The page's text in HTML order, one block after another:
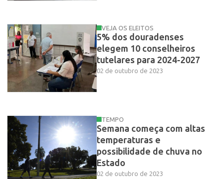
VEJA OS ELEITOS
5% dos douradenses
elegem 10 conselheiros
tutelares para 2024-2027
02 de outubro de 2023
TEMPO
Semana começa com altas
temperaturas e
possibilidade de chuva no
Estado
02 de outubro de 2023